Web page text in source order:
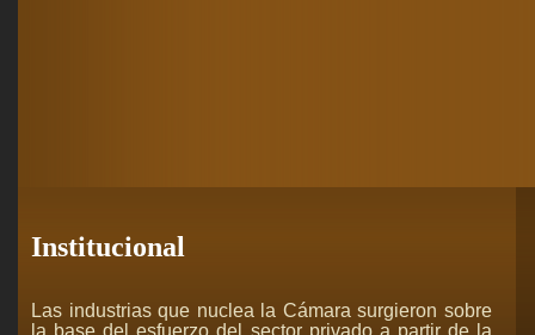
Institucional
Las industrias que nuclea la Cámara surgieron sobre
la base del esfuerzo del sector privado a partir de la